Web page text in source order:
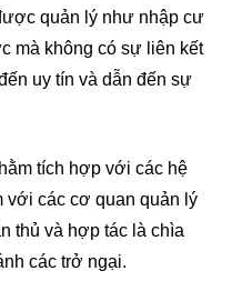
quản lý như nhập cư
mà không có sự liên kết
uy tín và dẫn đến sự
tích hợp với các hệ
với các cơ quan quản lý
thủ và hợp tác là chìa
các trở ngại.